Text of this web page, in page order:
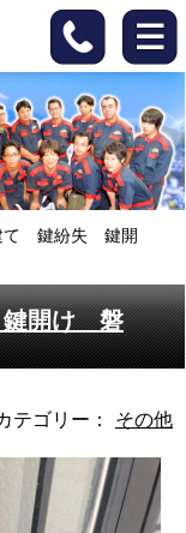
て 鍵紛失 鍵開
開け 磐
テゴリー： その他